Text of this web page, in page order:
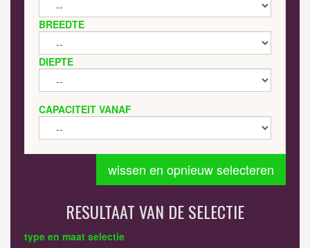
BREEDTE
DIEPTE
CAPACITEIT VANAF
wissen en opnieuw selecteren
RESULTAAT VAN DE SELECTIE
type en maat selectie